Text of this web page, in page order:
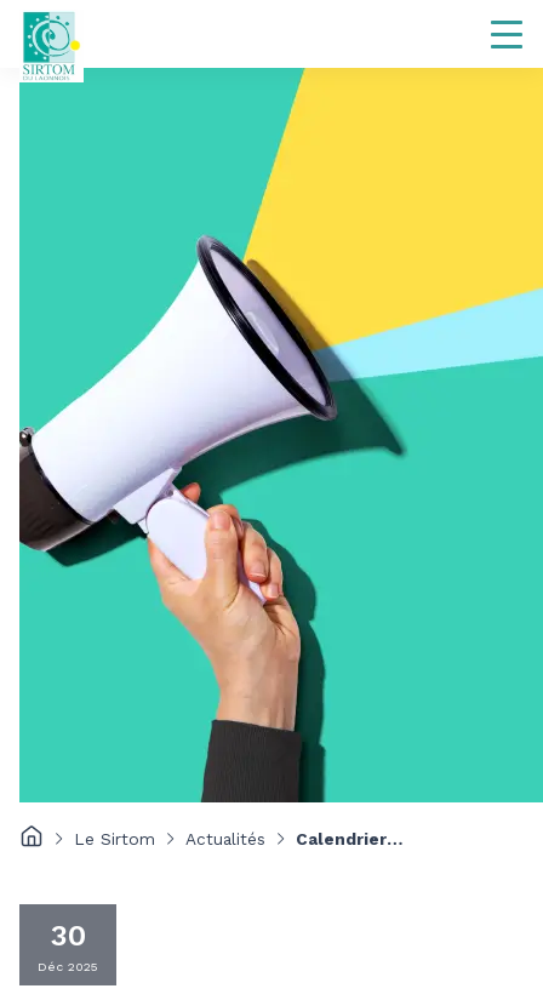
Le Sirtom Actualités Calendriers de ramassage des déchets 2026
30
Déc 2025